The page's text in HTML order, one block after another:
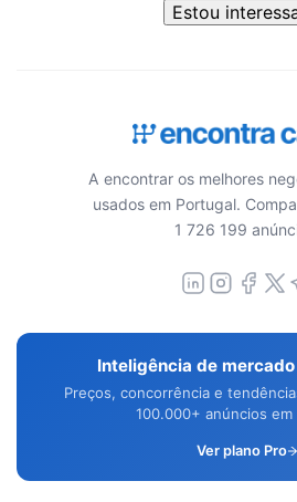
Estou
A encontrar os melhores
usados em Portugal.
1 726 199
Inteligência de
Preços, concorrência e
100.000+ anúncios em
Ver plano Pro